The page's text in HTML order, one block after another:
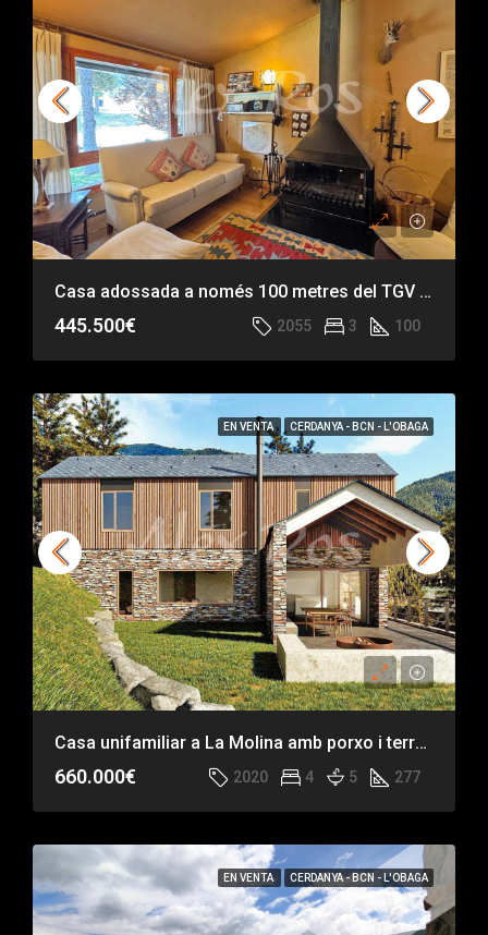
Casa adossada a només 100 metres del TGV de La Masella
445.500€ 2055 3 100
EN VENTA CERDANYA - BCN - L'OBAGA
Casa unifamiliar a La Molina amb porxo i terrassa
660.000€ 2020 4 5 277
EN VENTA CERDANYA - BCN - L'OBAGA